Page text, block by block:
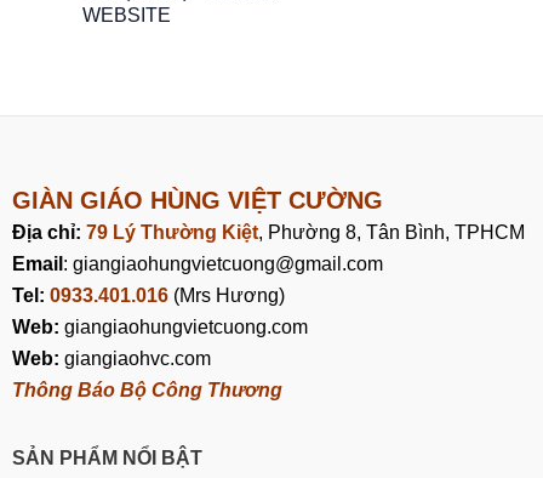
WEBSITE
GIÀN GIÁO HÙNG VIỆT CƯỜNG
Địa chỉ: 79 Lý Thường Kiệt, Phường 8, Tân Bình, TPHCM
Email : giangiaohungvietcuong@gmail.com
Tel: 0933.401.016 (Mrs Hương)
Web: giangiaohungvietcuong.com
Web: giangiaohvc.com
Thông Báo Bộ Công Thương
SẢN PHẨM NỔI BẬT